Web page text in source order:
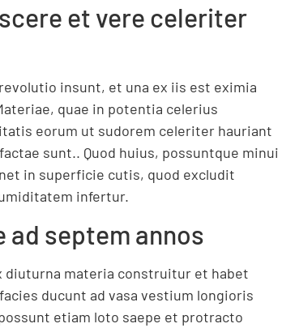
et vere celeriter
insunt, et una ex iis est eximia
quae in potentia celerius
eorum ut sudorem celeriter hauriant
sunt.. Quod huius, possuntque minui
in superficie cutis, quod excludit
infertur.
ad septem annos
materia construitur et habet
ducunt ad vasa vestium longioris
etiam loto saepe et protracto